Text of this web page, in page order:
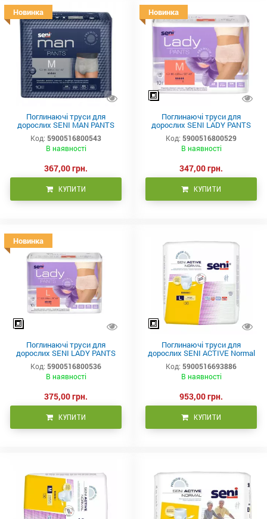
Новинка
Поглинаючі труси для
дорослих SENI MAN PANTS
Код: 5900516800543
В наявності
367,00 грн.
КУПИТИ
Новинка
Поглинаючі труси для
дорослих SENI LADY PANTS
Код: 5900516800529
В наявності
347,00 грн.
КУПИТИ
Новинка
Поглинаючі труси для
дорослих SENI LADY PANTS
large (3) 10шт.
Код: 5900516800536
В наявності
375,00 грн.
КУПИТИ
Поглинаючі труси для
дорослих SENI ACTIVE Normal
large (3) 30шт.
Код: 5900516693886
В наявності
953,00 грн.
КУПИТИ